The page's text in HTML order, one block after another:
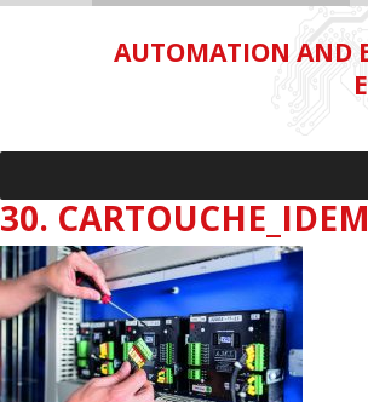
AUTOMATION AND
30. CARTOUCHE_IDEM